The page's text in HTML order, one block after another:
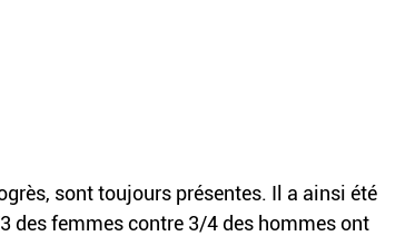
sont toujours présentes. Il a ainsi été
des femmes contre 3/4 des hommes ont